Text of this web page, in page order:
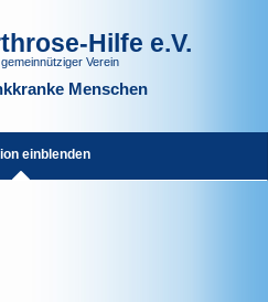
Hilfe e.V.
Verein
Menschen
einblenden